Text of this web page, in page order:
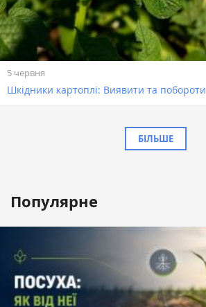
5 червня
Шкідники картоплі: Виявити та побороти
БІЛЬШЕ
Популярне